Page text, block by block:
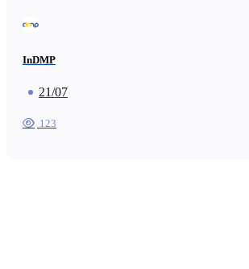
InDMP
21/07
123